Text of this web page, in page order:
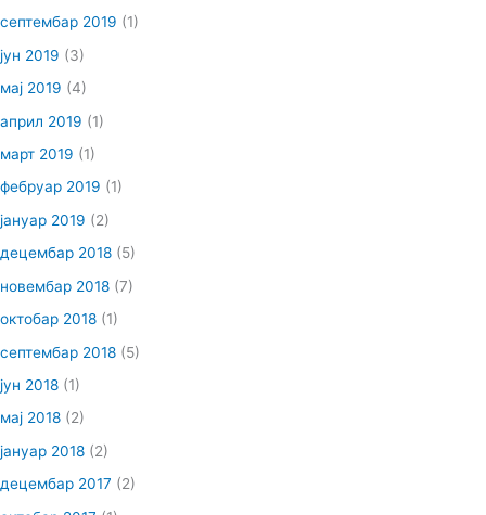
септембар 2019 (1)
јун 2019 (3)
мај 2019 (4)
април 2019 (1)
март 2019 (1)
фебруар 2019 (1)
јануар 2019 (2)
децембар 2018 (5)
новембар 2018 (7)
октобар 2018 (1)
септембар 2018 (5)
јун 2018 (1)
мај 2018 (2)
јануар 2018 (2)
децембар 2017 (2)